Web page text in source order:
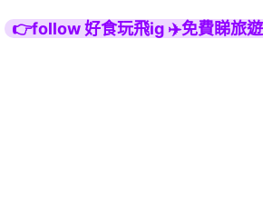
👉follow 好食玩飛ig ✈️免費睇旅